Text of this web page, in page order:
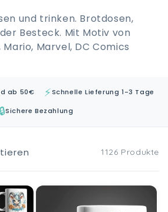
und trinken. Brotdosen,
Besteck. Mit Motiv von
Marvel, DC Comics
ab 50€ ⚡Schnelle Lieferung 1-3 Tage
🔒Sichere Bezahlung
1126 Produkte